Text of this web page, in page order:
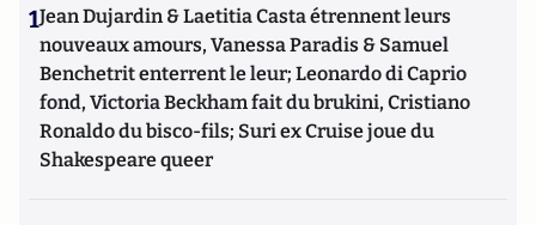
1Jean Dujardin & Laetitia Casta étrennent leurs
nouveaux amours, Vanessa Paradis & Samuel
Benchetrit enterrent le leur; Leonardo di Caprio
fond, Victoria Beckham fait du brukini, Cristiano
Ronaldo du bisco-fils; Suri ex Cruise joue du
Shakespeare queer